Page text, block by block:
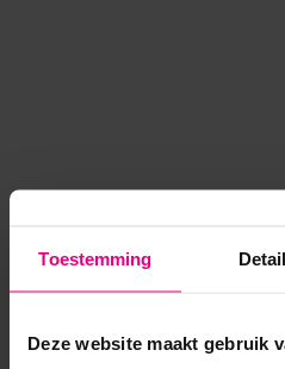
Toestemming
Deze website maakt gebruik